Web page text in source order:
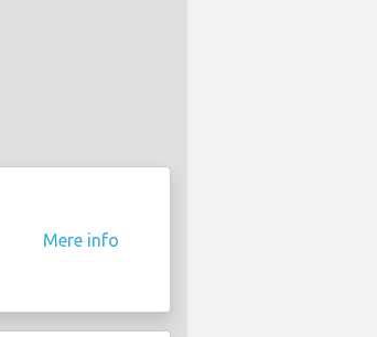
Mere info